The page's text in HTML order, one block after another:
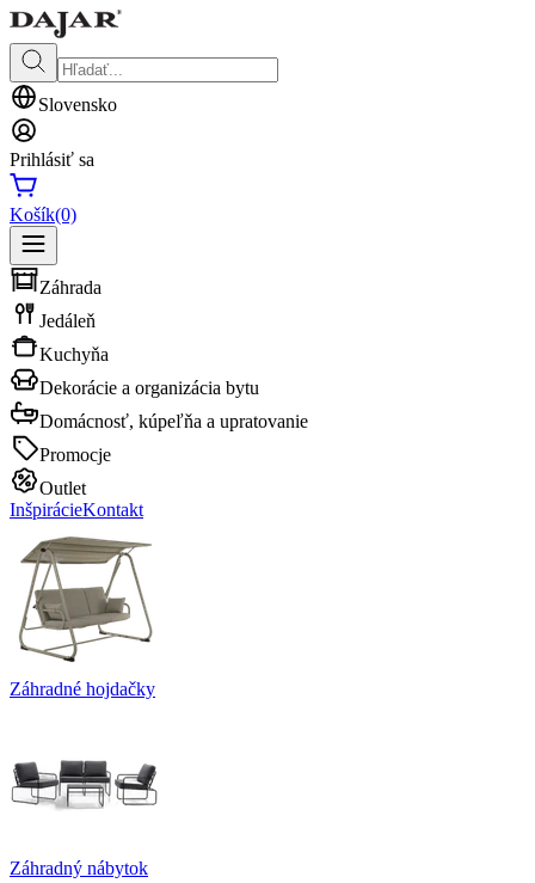
Slovensko
Prihlásiť sa
Košík(0)
Záhrada
Jedáleň
Kuchyňa
Dekorácie a organizácia bytu
Domácnosť, kúpeľňa a upratovanie
Promocje
Outlet
InšpirácieKontakt
Záhradné hojdačky
Záhradný nábytok